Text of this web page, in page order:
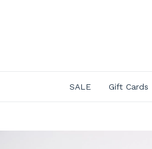
SALE Gift Cards